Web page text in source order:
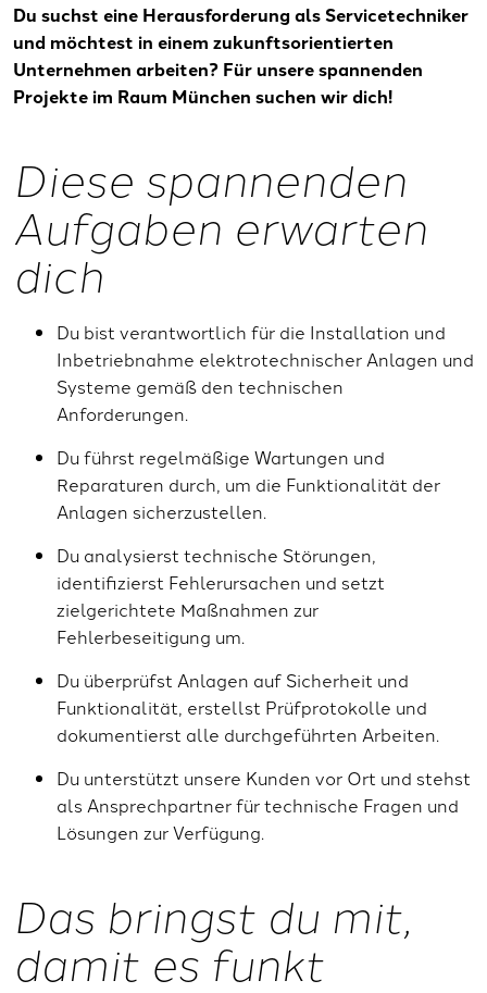
Du suchst eine Herausforderung als Servicetechniker
und möchtest in einem zukunftsorientierten
Unternehmen arbeiten? Für unsere spannenden
Projekte im Raum München suchen wir dich!
Diese spannenden
Aufgaben erwarten
dich
Du bist verantwortlich für die Installation und
Inbetriebnahme elektrotechnischer Anlagen und
Systeme gemäß den technischen
Anforderungen.
Du führst regelmäßige Wartungen und
Reparaturen durch, um die Funktionalität der
Anlagen sicherzustellen.
Du analysierst technische Störungen,
identifizierst Fehlerursachen und setzt
zielgerichtete Maßnahmen zur
Fehlerbeseitigung um.
Du überprüfst Anlagen auf Sicherheit und
Funktionalität, erstellst Prüfprotokolle und
dokumentierst alle durchgeführten Arbeiten.
Du unterstützt unsere Kunden vor Ort und stehst
als Ansprechpartner für technische Fragen und
Lösungen zur Verfügung.
Das bringst du mit,
damit es funkt